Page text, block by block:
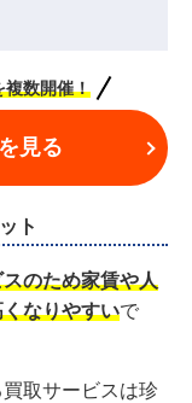
複数開催！
見る
ト
のため家賃や人
なりやすいで
取サービスは珍